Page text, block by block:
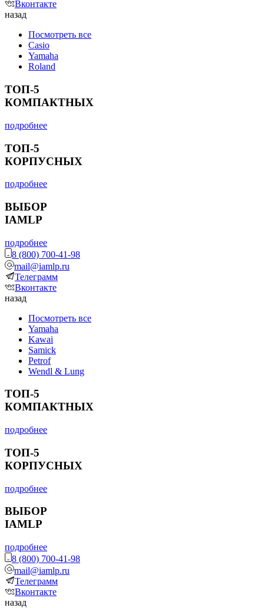
Вконтакте
назад
Посмотреть все
Casio
Yamaha
Roland
ТОП-5
КОМПАКТНЫХ
подробнее
ТОП-5
КОРПУСНЫХ
подробнее
ВЫБОР
IAMLP
подробнее
8 (800) 700-41-98
mail@iamlp.ru
Телеграмм
Вконтакте
назад
Посмотреть все
Yamaha
Kawai
Samick
Petrof
Wendl & Lung
ТОП-5
КОМПАКТНЫХ
подробнее
ТОП-5
КОРПУСНЫХ
подробнее
ВЫБОР
IAMLP
подробнее
8 (800) 700-41-98
mail@iamlp.ru
Телеграмм
Вконтакте
назад